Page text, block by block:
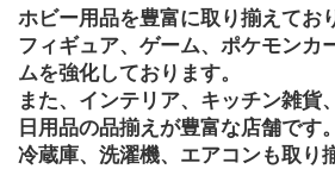
ホビー用品を豊富に取り揃えてお
フィギュア、ゲーム、ポケモンカ
ムを強化しております。
また、インテリア、キッチン雑貨
日用品の品揃えが豊富な店舗です。
冷蔵庫、洗濯機、エアコンも取り